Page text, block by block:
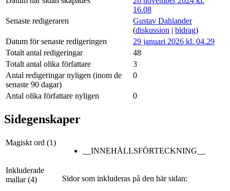
16.08
Senaste redigeraren
Gustav Dahlander
(diskussion | bidrag)
Datum för senaste redigeringen
29 januari 2026 kl. 04.29
Totalt antal redigeringar
48
Totalt antal olika författare
3
Antal redigeringar nyligen (inom de
senaste 90 dagar)
0
Antal olika författare nyligen 0
Sidegenskaper
Magiskt ord (1)
__INNEHÅLLSFÖRTECKNING__
Inkluderade
mallar (4)
Sidor som inkluderas på den här sidan: